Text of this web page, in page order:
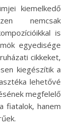
nemcsak
is
egyedisége
cikkeket,
kiegészítik a
lehetővé
megfelelő
fiatalok, hanem